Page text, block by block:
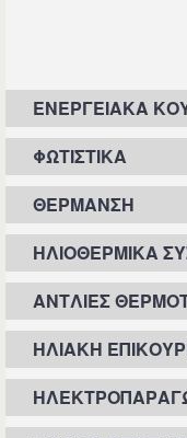
ΕΝΕΡΓΕΙΑΚΆ
ΦΩΤΙΣΤΙΚΆ
ΘΈΡΜΑΝΣΗ
ΗΛΙΟΘΕΡΜΙΚΆ
ΑΝΤΛΊΕΣ
ΗΛΙΑΚΉ